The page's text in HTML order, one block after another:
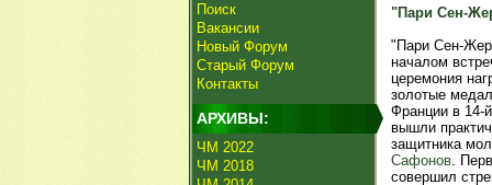
Поиск
Вакансии
Новый Форум
Старый Форум
Контакты
АРХИВЫ:
ЧМ 2022
ЧМ 2018
"Пари Сен-
"Пари Сен-
началом
церемония
золотые
Франции в 14-
вышли
защитника
Сафонов.
совершил